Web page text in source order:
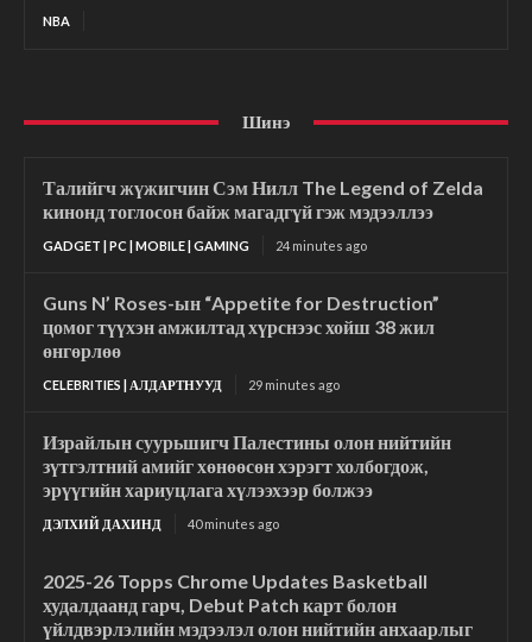
NBA
Шинэ
Талийгч жүжигчин Сэм Нилл The Legend of Zelda
кинонд тоглосон байж магадгүй гэж мэдээллээ
GADGET | PC | MOBILE | GAMING 24 minutes ago
Guns N’ Roses-ын “Appetite for Destruction”
цомог түүхэн амжилтад хүрснээс хойш 38 жил
өнгөрлөө
CELEBRITIES | АЛДАРТНУУД 29 minutes ago
Израйлын суурьшигч Палестины олон нийтийн
зүтгэлтний амийг хөнөөсөн хэрэгт холбогдож,
эрүүгийн хариуцлага хүлээхээр болжээ
ДЭЛХИЙ ДАХИНД 40 minutes ago
2025-26 Topps Chrome Updates Basketball
худалдаанд гарч, Debut Patch карт болон
үйлдвэрлэлийн мэдээлэл олон нийтийн анхаарлыг